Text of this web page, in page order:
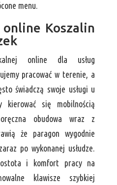
menu.
Koszalin
online dla usług
pracować w terenie, a
świadczą swoje usługi u
kierować się mobilnością
obudowa wraz z
że paragon wygodnie
po wykonanej usłudze.
i komfort pracy na
klawisze szybkiej